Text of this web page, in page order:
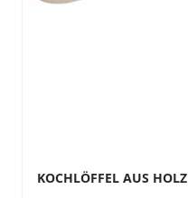
KOCHLÖFFEL AUS HOLZ